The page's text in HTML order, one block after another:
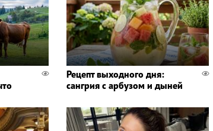
Рецепт выходного дня:
сангрия с арбузом и дыней